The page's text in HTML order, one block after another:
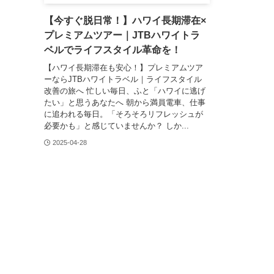
【今すぐ脱日常！】ハワイ長期滞在×
プレミアムツアー｜JTBハワイトラ
ベルでライフスタイル革命を！
【ハワイ長期滞在も安心！】プレミアムツア
ーならJTBハワイトラベル｜ライフスタイル
改善の旅へ 忙しい毎日、ふと「ハワイに逃げ
たい」と思うあなたへ 朝から満員電車、仕事
に追われる毎日。「そろそろリフレッシュが
必要かも」と感じていませんか？ しか...
2025-04-28